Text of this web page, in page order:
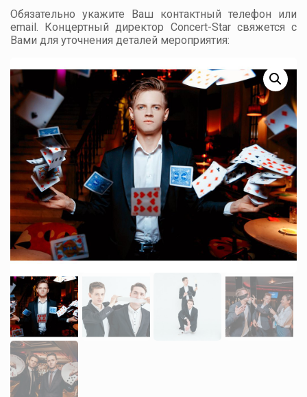
Обязательно укажите Ваш контактный телефон или
email. Концертный директор Concert-Star свяжется с
Вами для уточнения деталей мероприятия: